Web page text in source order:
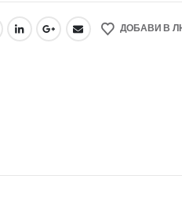
ДОБАВИ В